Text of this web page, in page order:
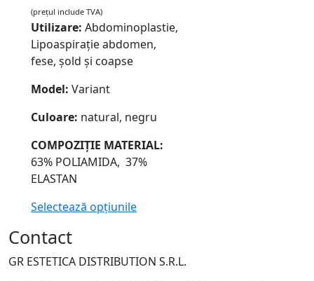
(prețul include TVA)
Utilizare: Abdominoplastie,
Lipoaspirație abdomen,
fese, șold și coapse
Model: Variant
Culoare: natural, negru
COMPOZIȚIE MATERIAL:
63% POLIAMIDA, 37%
ELASTAN
Selectează opțiunile
Contact
GR ESTETICA DISTRIBUTION S.R.L.